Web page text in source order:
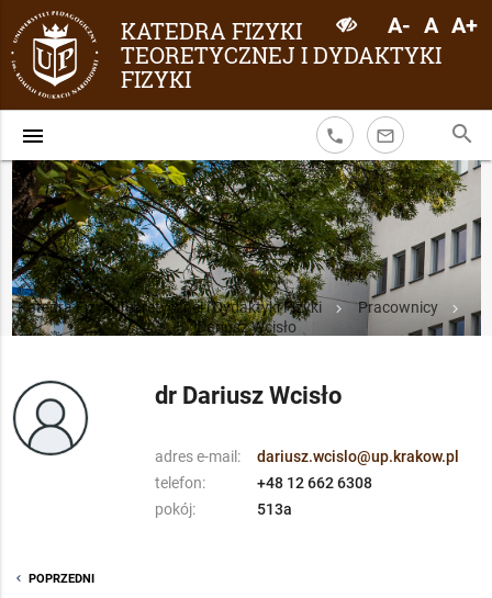
KATEDRA FIZYKI
TEORETYCZNEJ I DYDAKTYKI
FIZYKI
phone mail_outline search
A- A A+
menu
Katedra Fizyki Teoretycznej i Dydaktyki Fizyki
Pracownicy
Dariusz Wcisło
dr Dariusz Wcisło
adres e-mail:
dariusz.wcislo@up.krakow.pl
telefon:
+48 12 662 6308
pokój:
513a
chevron_left POPRZEDNI